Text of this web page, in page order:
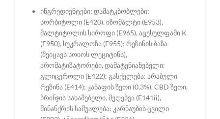
ინგრედიენტები: დამატკბობლები:
სორბიტოლი (E420), იზომალტი (E953),
მალტიტოლის სიროფი (E965), აცესულფამი K
(E950), სუკრალოზა (E955); რეზინის ბაზა
(შეიცავს სოიოს ლეციტინს),
არომატიზატორები, დამატენიანებელი:
გლიცეროლი (E422); გასქელება: არაბული
რეზინა (E414); კანაფის ზეთი (0,3%), CBD ზეთი,
ბრინჯის სახამებელი, შეღებვა (E141ii),
მინანქრის საშუალება: კარნაუბის ცვილი